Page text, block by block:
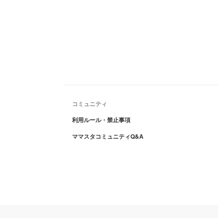
コミュニティ
利用ルール・禁止事項
ママスタコミュニティQ&A